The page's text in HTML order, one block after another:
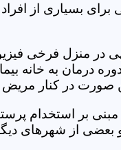
برای بسیاری از
در منزل فرخی
درمان به خانه
صورت در کنار
مبنی بر استخدام
از شهرهای